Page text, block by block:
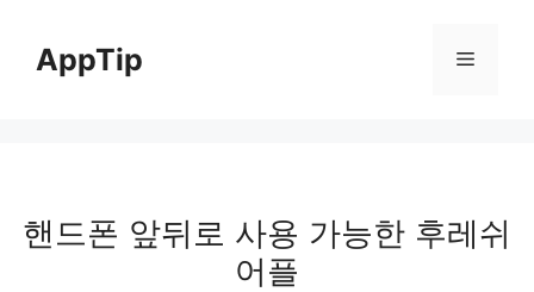
contentAppTip Menu
핸드폰 앞뒤로 사용 가능한 후레쉬
어플